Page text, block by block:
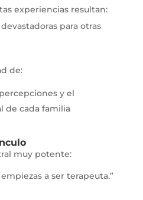
experiencias resultan:
para otras
de:
y el
de cada familia
muy potente:
a ser terapeuta.”